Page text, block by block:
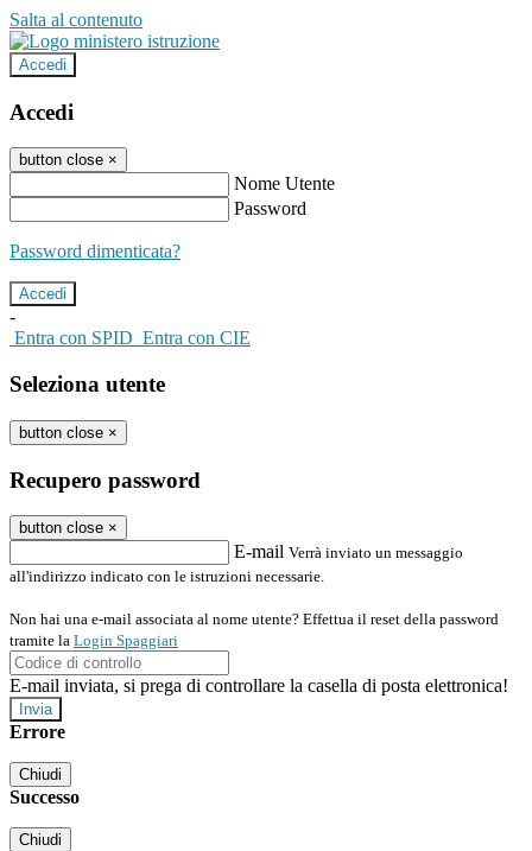
Salta al contenuto
Accedi
Accedi
button close ×
Nome Utente
Password
Password dimenticata?
-
Entra con SPID Entra con CIE
Seleziona utente
button close ×
Recupero password
button close ×
E-mail Verrà inviato un messaggio
all'indirizzo indicato con le istruzioni necessarie.
Non hai una e-mail associata al nome utente? Effettua il reset della password
tramite la Login Spaggiari
E-mail inviata, si prega di controllare la casella di posta elettronica!
Errore
Chiudi
Successo
Chiudi